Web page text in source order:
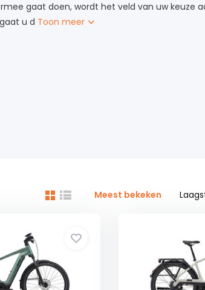
gaat doen, wordt het veld van uw keuze
u d Toon meer
Meest bekeken